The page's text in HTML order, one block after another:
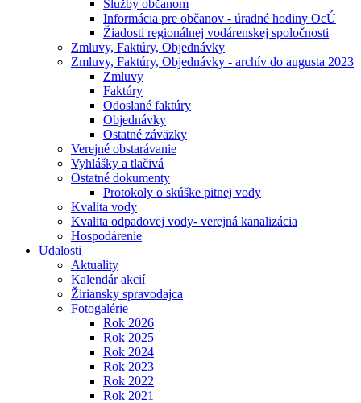
Služby občanom
Informácia pre občanov - úradné hodiny OcÚ
Žiadosti regionálnej vodárenskej spoločnosti
Zmluvy, Faktúry, Objednávky
Zmluvy, Faktúry, Objednávky - archív do augusta 2023
Zmluvy
Faktúry
Odoslané faktúry
Objednávky
Ostatné záväzky
Verejné obstarávanie
Vyhlášky a tlačivá
Ostatné dokumenty
Protokoly o skúške pitnej vody
Kvalita vody
Kvalita odpadovej vody- verejná kanalizácia
Hospodárenie
Udalosti
Aktuality
Kalendár akcií
Žiriansky spravodajca
Fotogalérie
Rok 2026
Rok 2025
Rok 2024
Rok 2023
Rok 2022
Rok 2021